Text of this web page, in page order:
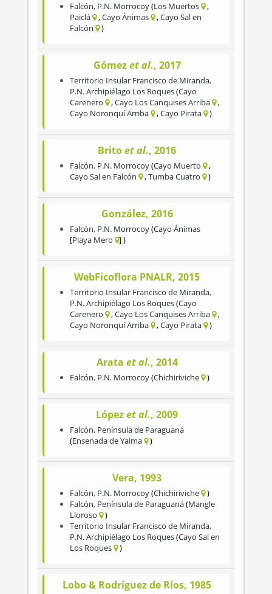
Falcón, P.N. Morrocoy Los Muertos
Paiclá
Cayo Ánimas
Cayo Sal en
Falcón
Gómezet al., 2017
Territorio Insular Francisco de Miranda,
P.N. Archipiélago Los Roques Cayo
Carenero
Cayo Los Canquises Arriba
Cayo Noronquí Arriba
Cayo Pirata
Britoet al., 2016
Falcón, P.N. Morrocoy Cayo Muerto
Cayo Sal en Falcón
Tumba Cuatro
González, 2016
Falcón, P.N. Morrocoy Cayo Ánimas
Playa Mero
WebFicoflora PNALR, 2015
Territorio Insular Francisco de Miranda,
P.N. Archipiélago Los Roques Cayo
Carenero
Cayo Los Canquises Arriba
Cayo Noronquí Arriba
Cayo Pirata
Arata et al., 2014
Falcón, P.N. Morrocoy Chichiriviche
Lópezet al., 2009
Falcón, Península de Paraguaná
Ensenada de Yaima
Vera, 1993
Falcón, P.N. Morrocoy Chichiriviche
Falcón, Península de Paraguaná Mangle
Lloroso
Territorio Insular Francisco de Miranda,
P.N. Archipiélago Los Roques Cayo Sal en
Los Roques
Lobo & Rodríguez de Ríos, 1985